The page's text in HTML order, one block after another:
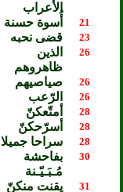
الأعراب
21 أُسوة حسنة
23 قضى نحبه
26
الذين
ظاهروهم
26 صياصيهم
26 الرّعب
28 أمتّعكنّ
28 أسرّحكنّ
28 سراحا جميلا
30
بفاحشة
مُـبَـيّـنة
31 يقنت منكنّ